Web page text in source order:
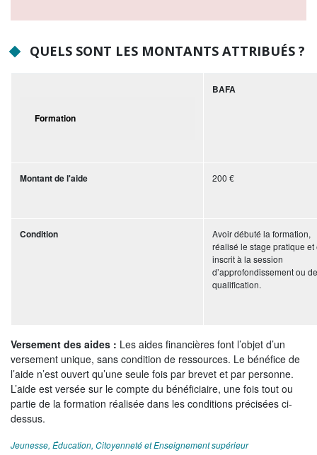
Culture, sport, tourisme et patrimoine
QUELS SONT LES MONTANTS ATTRIBUÉS ?
Formation
BAFA
Montant de l'aide 200 €
Condition
Avoir débuté la formation,
réalisé le stage pratique et
inscrit à la session
d’approfondissement ou de
Versement des aides : Les aides financières font l’objet d’un
versement unique, sans condition de ressources. Le bénéfice de
l’aide n’est ouvert qu’une seule fois par brevet et par personne.
L’aide est versée sur le compte du bénéficiaire, une fois tout ou
partie de la formation réalisée dans les conditions précisées ci-
dessus.
Jeunesse, Éducation, Citoyenneté et Enseignement supérieur